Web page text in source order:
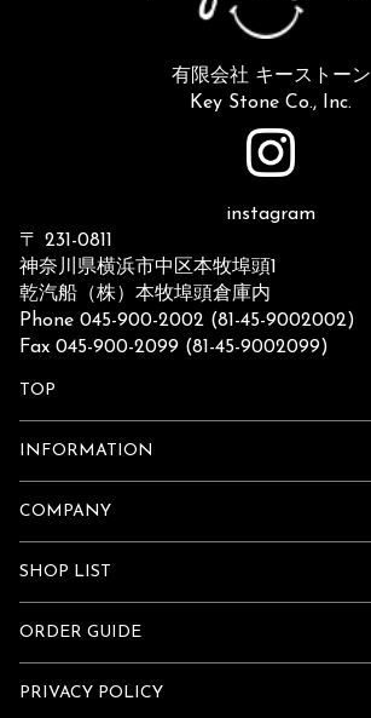
有限会社 キーストーン
Key Stone Co., Inc.
instagram
〒 231-0811
神奈川県横浜市中区本牧埠頭1
乾汽船（株）本牧埠頭倉庫内
Phone 045-900-2002 (81-45-9002002)
Fax 045-900-2099 (81-45-9002099)
TOP
INFORMATION
COMPANY
SHOP LIST
ORDER GUIDE
PRIVACY POLICY